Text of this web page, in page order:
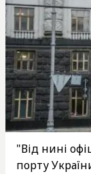
"Від нині
порту